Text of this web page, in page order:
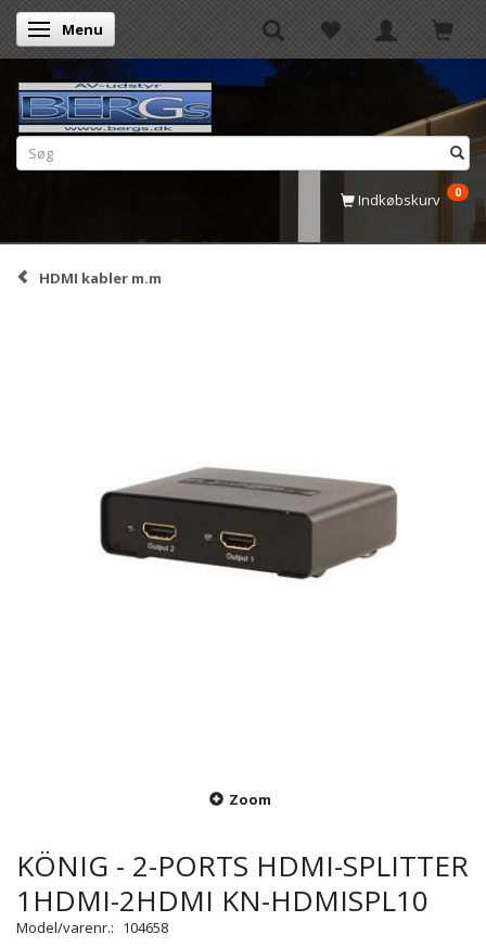
Skifte navigation
Menu
Indkøbskurv 0
HDMI kabler m.m
Zoom
KÖNIG - 2-PORTS HDMI-SPLITTER
1HDMI-2HDMI KN-HDMISPL10
Model/varenr.: 104658